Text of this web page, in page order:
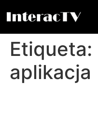
Etiqueta:
aplikacja